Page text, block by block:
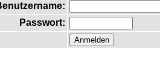
Passwort: